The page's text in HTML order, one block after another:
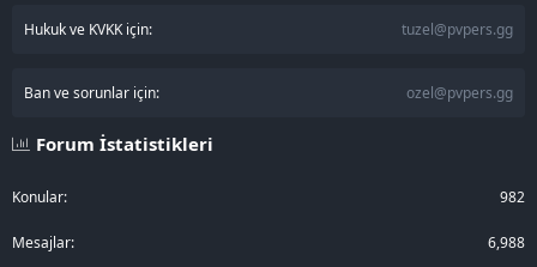
Hukuk ve KVKK için: tuzel@pvpers.gg
Ban ve sorunlar için: ozel@pvpers.gg
Forum İstatistikleri
Konular 982
Mesajlar 6,988